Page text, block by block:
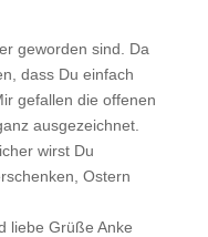
geworden sind. Da
dass Du einfach
gefallen die offenen
ausgezeichnet.
wirst Du
Ostern
liebe Grüße Anke